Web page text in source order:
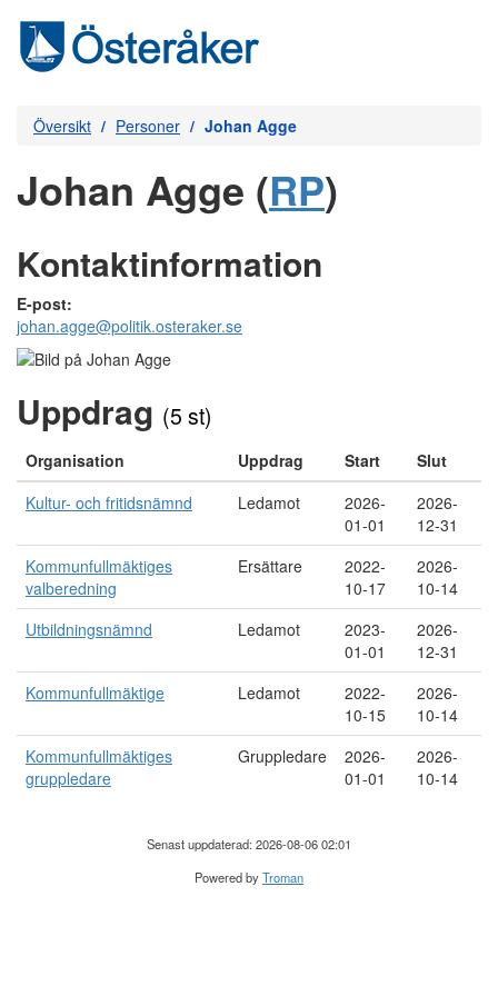
Översikt Personer Johan Agge
Johan Agge (RP)
Kontaktinformation
E-post:
johan.agge@politik.osteraker.se
Uppdrag (5 st)
Organisation Uppdrag Start
Slut
Kultur- och fritidsnämnd
Ledamot
2026-
01-01
2026-
12-31
Kommunfullmäktiges
valberedning
Ersättare
2022-
10-17
2026-
10-14
Utbildningsnämnd
Ledamot
2023-
01-01
2026-
12-31
Kommunfullmäktige
Ledamot
2022-
10-15
2026-
10-14
Kommunfullmäktiges
gruppledare
Gruppledare
2026-
01-01
2026-
10-14
Senast uppdaterad: 2026-08-06 02:01
Powered byTroman